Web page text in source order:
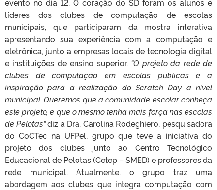
evento no dia 12. O coração do SD foram os alunos e
líderes dos clubes de computação de escolas
municipais, que participaram da mostra interativa
apresentando sua experiência com a computação e
eletrônica, junto a empresas locais de tecnologia digital
e instituições de ensino superior. “O projeto da rede de
clubes de computação em escolas públicas é a
inspiração para a realização do Scratch Day a nível
municipal. Queremos que a comunidade escolar conheça
este projeto, e que o mesmo tenha mais força nas escolas
de Pelotas”diz a Dra. Carolina Rodeghiero, pesquisadora
do CoCTec na UFPel, grupo que teve a iniciativa do
projeto dos clubes junto ao Centro Tecnológico
Educacional de Pelotas (Cetep – SMED) e professores da
rede municipal. Atualmente, o grupo traz uma
abordagem aos clubes que integra computação com